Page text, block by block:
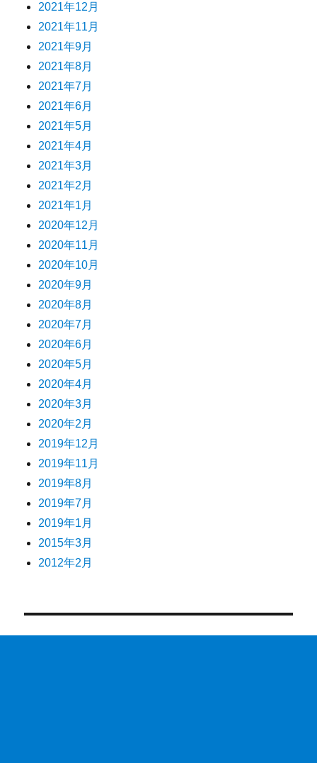
2021年12月
2021年11月
2021年9月
2021年8月
2021年7月
2021年6月
2021年5月
2021年4月
2021年3月
2021年2月
2021年1月
2020年12月
2020年11月
2020年10月
2020年9月
2020年8月
2020年7月
2020年6月
2020年5月
2020年4月
2020年3月
2020年2月
2019年12月
2019年11月
2019年8月
2019年7月
2019年1月
2015年3月
2012年2月